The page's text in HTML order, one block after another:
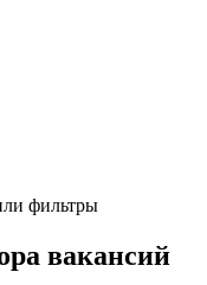
фильтры
вакансий